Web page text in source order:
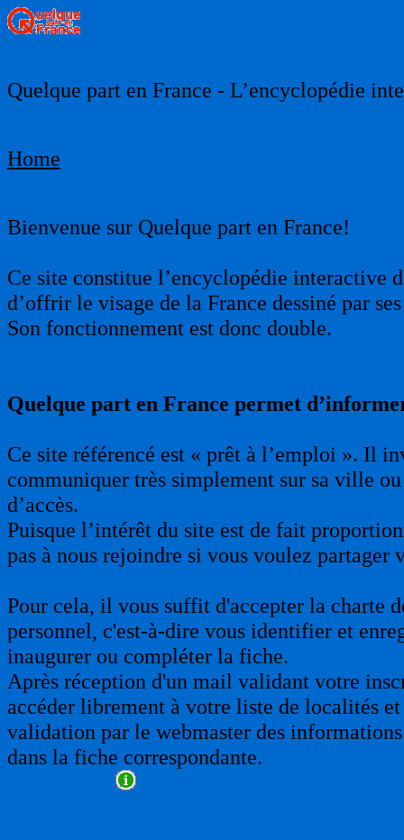
Quelque part en France - L’encyclopédie
Home
Bienvenue sur Quelque part en France!
Ce site constitue l’encyclopédie interactive
d’offrir le visage de la France dessiné par
Son fonctionnement est donc double.
Quelque part en France permet
Ce site référencé est « prêt à l’emploi ». Il
communiquer très simplement sur sa ville
d’accès.
Puisque l’intérêt du site est de fait
pas à nous rejoindre si vous voulez
Pour cela, il vous suffit d'accepter la charte
personnel, c'est-à-dire vous identifier et
inaugurer ou compléter la fiche.
Après réception d'un mail validant votre
accéder librement à votre liste de localités
validation par le webmaster des
dans la fiche correspondante.